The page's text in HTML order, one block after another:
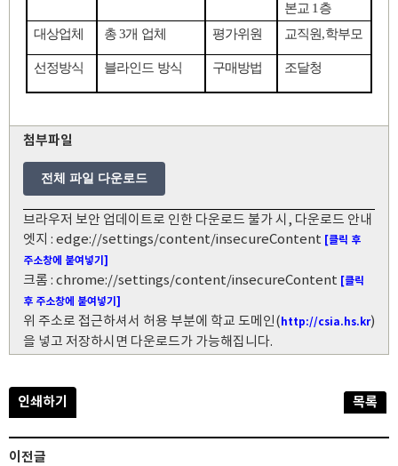
본교 1 층
대상업체
총3개 업체 평가위원 교직원,학부모
선정방식 블라인드 방식 구매방법 조달청
첨부파일
전체 파일 다운로드
브라우저 보안 업데이트로 인한 다운로드 불가 시, 다운로드 안내
엣지 : edge://settings/content/insecureContent [클릭 후
주소창에 붙여넣기]
크롬 : chrome://settings/content/insecureContent [클릭
후 주소창에 붙여넣기]
위 주소로 접근하셔서 허용 부분에 학교 도메인( http://csia.hs.kr)
을 넣고 저장하시면 다운로드가 가능해집니다.
인쇄하기 목록
이전글